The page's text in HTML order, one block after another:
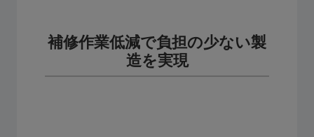
補修作業低減で負担の少ない製
造を実現